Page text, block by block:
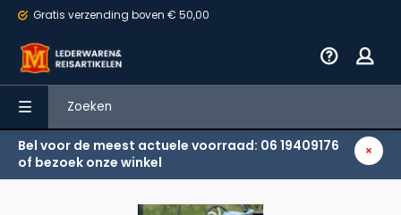
Gratis verzending boven € 50,00
Bel voor de meest actuele voorraad: 06 19409176
of bezoek onze winkel
Terug